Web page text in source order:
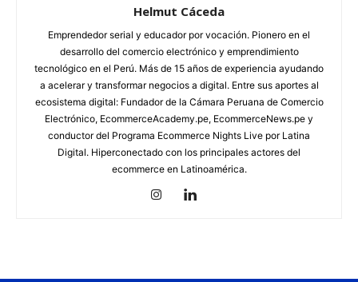
Helmut Cáceda
Emprendedor serial y educador por vocación. Pionero en el
desarrollo del comercio electrónico y emprendimiento
tecnológico en el Perú. Más de 15 años de experiencia ayudando
a acelerar y transformar negocios a digital. Entre sus aportes al
ecosistema digital: Fundador de la Cámara Peruana de Comercio
Electrónico, EcommerceAcademy.pe, EcommerceNews.pe y
conductor del Programa Ecommerce Nights Live por Latina
Digital. Hiperconectado con los principales actores del
ecommerce en Latinoamérica.